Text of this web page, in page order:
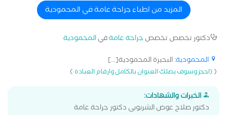
المزيد من اطباء جراحة عامة في المحمودية
دكتور تخصص تخصص جراحة عامةفيالمحمودية
المحمودية: البحيرة المحمودية[...]
((احجز وسوف يصلك العنوان بالكامل وارقام العيادة)
الخبرات والشهادات:
دكتور صلاح عوض الشرنوبى دكتور جراحة عامة